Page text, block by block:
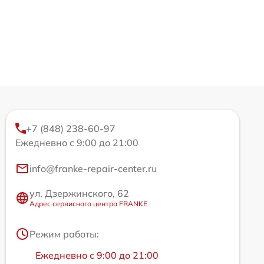
+7 (848) 238-60-97
Ежедневно с 9:00 до 21:00
info@franke-repair-center.ru
ул. Дзержинского, 62
Адрес сервисного центра FRANKE
Режим работы:
Ежедневно с 9:00 до 21:00